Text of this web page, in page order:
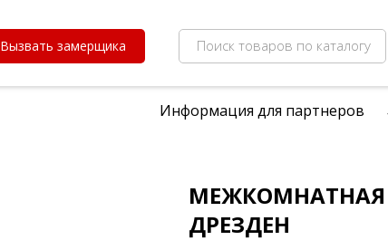
Вызвать замерщика Поиск товаров по каталогу
Информация для партнеров
МЕЖКОМНАТНАЯ
ДРЕЗДЕН